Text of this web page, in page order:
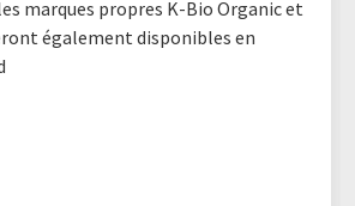
marques propres K-Bio Organic et
également disponibles en